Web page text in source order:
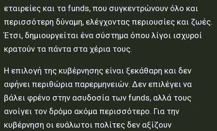
εταιρείες και τα funds, που συγκεντρώνουν όλο και
περισσότερη δύναµη, ελέγχοντας περιουσίες και ζωές.
Έτσι, δηµιουργείται ένα σύστηµα όπου λίγοι ισχυροί
κρατούν τα πάντα στα χέρια τους.
Η επιλογή της κυβέρνησης είναι ξεκάθαρη και δεν
αφήνει περιθώρια παρερµηνειών. Δεν επιλέγει να
βάλει φρένο στην ασυδοσία των funds, αλλά τους
ανοίγει τον δρόµο ακόµα περισσότερο. Για την
κυβέρνηση οι ευάλωτοι πολίτες δεν αξίζουν